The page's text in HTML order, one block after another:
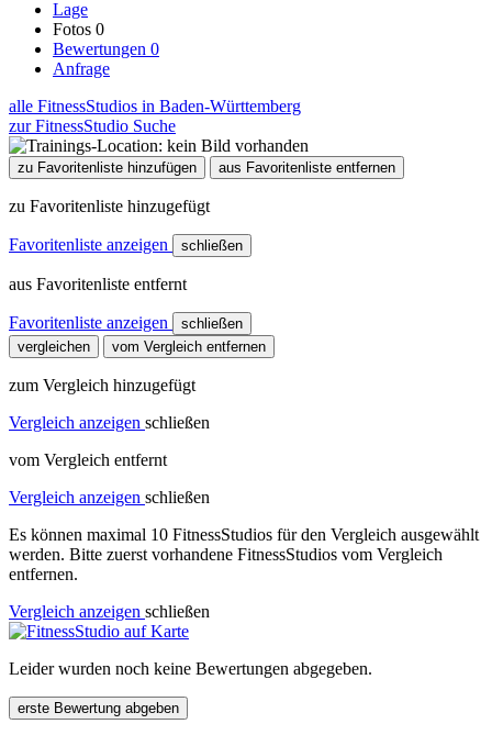
Lage
Fotos 0
Bewertungen 0
Anfrage
alle FitnessStudios in Baden-Württemberg
zur FitnessStudio Suche
zu Favoritenliste hinzufügen aus Favoritenliste entfernen
zu Favoritenliste hinzugefügt
Favoritenliste anzeigen schließen
aus Favoritenliste entfernt
Favoritenliste anzeigen
schließen
vergleichen
vom Vergleich entfernen
zum Vergleich hinzugefügt
Vergleich anzeigen schließen
vom Vergleich entfernt
Vergleich anzeigen schließen
Es können maximal 10 FitnessStudios für den Vergleich ausgewählt
werden. Bitte zuerst vorhandene FitnessStudios vom Vergleich
entfernen.
Vergleich anzeigen schließen
Leider wurden noch keine Bewertungen abgegeben.
erste Bewertung abgeben